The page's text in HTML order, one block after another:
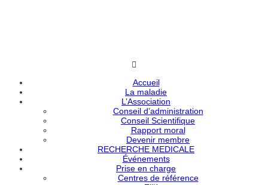
Accueil
La maladie
L’Association
Conseil d’administration
Conseil Scientifique
Rapport moral
Devenir membre
RECHERCHE MEDICALE
Événements
Prise en charge
Centres de référence